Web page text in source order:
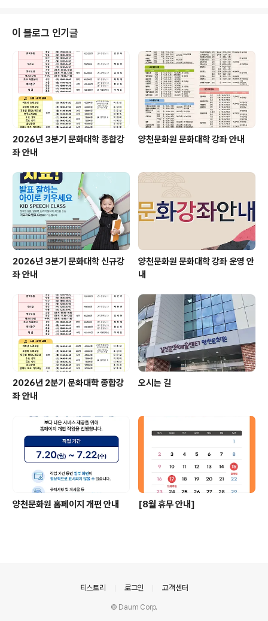
습니다. 바르지 못한 자세와 걸음걸이의 교정으로 다이어
트, 근육 단련 등 건강과 아울러 자신감있고 단정한 이미지
를 만들 수 있습니다. 습관을 고치는 것은 많은 시간과 노력
이 필요합니다. 여럿이 함께 운동하면 즐거움과 효과가 쑥
쑥! 올라가겠죠? 양천문화원 시니어워킹에 많은 관심바라
며, 현재 접수 가능하오니 양천문화원 사무국(☎..
이 블로그 인기글
2026년 3분기 문화대학 종합강
좌 안내
양천문화원 문화대학 강좌 안내
2026년 3분기 문화대학 신규강
좌 안내
양천문화원 문화대학 강좌 운영 안
내
2026년 2분기 문화대학 종합강
좌 안내
오시는 길
양천문화원 홈페이지 개편 안내 [8월 휴무 안내]
티스토리 로그인 고객센터
© Daum Corp.